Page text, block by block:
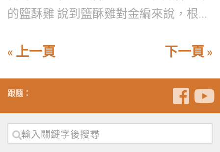
的鹽酥雞 說到鹽酥雞對金編來說，根...
« 上一頁 下一頁 »
跟隨：